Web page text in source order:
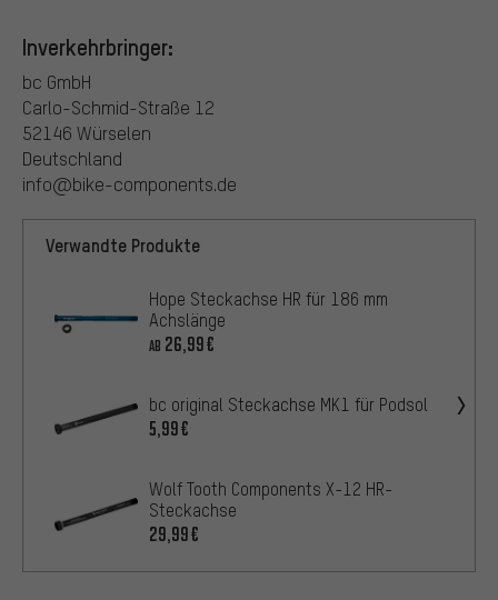
Inverkehrbringer:
bc GmbH
Carlo-Schmid-Straße 12
52146 Würselen
Deutschland
info@bike-components.de
Verwandte Produkte
Hope Steckachse HR für 186 mm
Achslänge
AB 26,99€
bc original Steckachse MK1 für Podsol
5,99€
Wolf Tooth Components X-12 HR-
Steckachse
29,99€